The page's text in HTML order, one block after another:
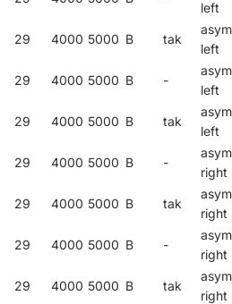
left
29 4000 5000 B tak
left
29 4000 5000 B -
left
29 4000 5000 B tak
left
29 4000 5000 B -
right
29 4000 5000 B tak
right
29 4000 5000 B -
right
29 4000 5000 B tak
right